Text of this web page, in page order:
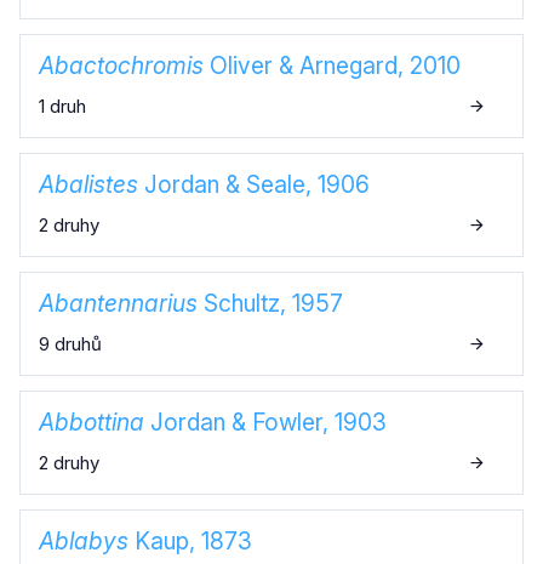
Abactochromis Oliver & Arnegard, 2010
1 druh
Abalistes Jordan & Seale, 1906
2 druhy
Abantennarius Schultz, 1957
9 druhů
Abbottina Jordan & Fowler, 1903
2 druhy
Ablabys Kaup, 1873